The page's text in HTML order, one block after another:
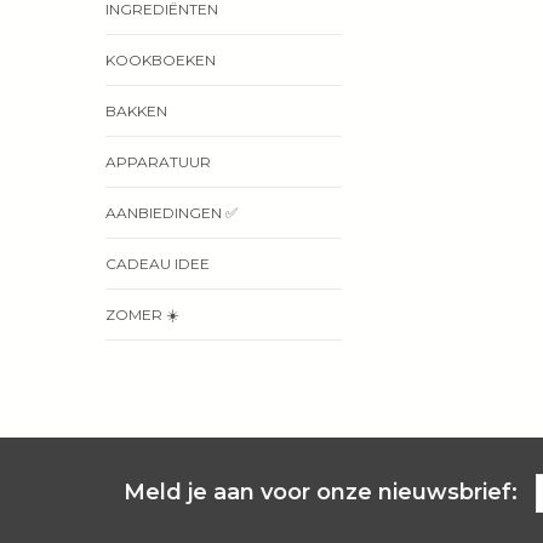
INGREDIËNTEN
KOOKBOEKEN
BAKKEN
APPARATUUR
AANBIEDINGEN ✅
CADEAU IDEE
ZOMER ☀️
Meld je aan voor onze nieuwsbrief: